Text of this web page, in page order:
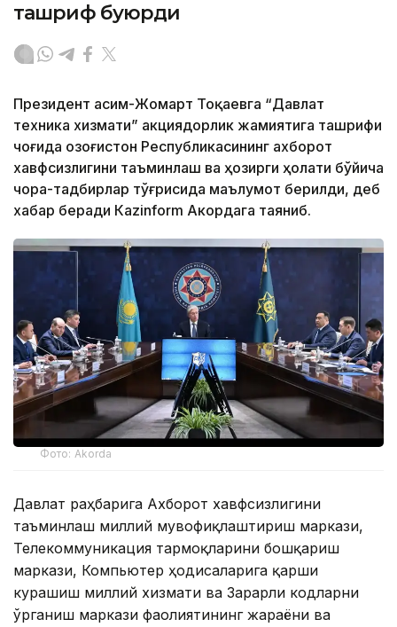
ташриф буюрди
Президент Қасим-Жомарт Тоқаевга “Давлат
техника хизмати” акциядорлик жамиятига ташрифи
чоғида Қозоғистон Республикасининг ахборот
хавфсизлигини таъминлаш ва ҳозирги ҳолати бўйича
чора-тадбирлар тўғрисида маълумот берилди, деб
хабар беради Каzinform Акордага таяниб.
Фото: Akorda
Давлат раҳбарига Ахборот хавфсизлигини
таъминлаш миллий мувофиқлаштириш маркази,
Телекоммуникация тармоқларини бошқариш
маркази, Компьютер ҳодисаларига қарши
курашиш миллий хизмати ва Зарарли кодларни
ўрганиш маркази фаолиятининг жараёни ва